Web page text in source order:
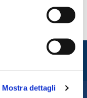
Mostra dettagli